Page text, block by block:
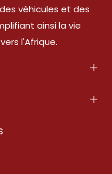
véhicules et des
ainsi la vie
l'Afrique.